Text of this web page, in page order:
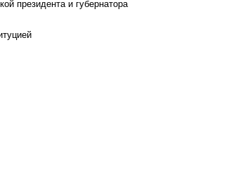
президента и губернатора